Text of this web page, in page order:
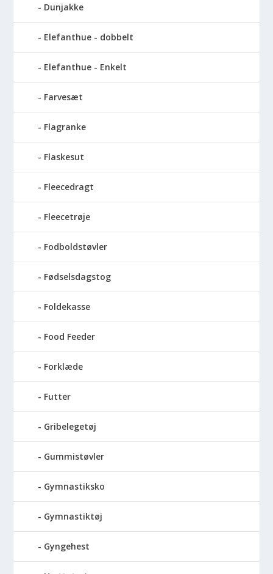
Dunjakke
Elefanthue - dobbelt
Elefanthue - Enkelt
Farvesæt
Flagranke
Flaskesut
Fleecedragt
Fleecetrøje
Fodboldstøvler
Fødselsdagstog
Foldekasse
Food Feeder
Forklæde
Futter
Gribelegetøj
Gummistøvler
Gymnastiksko
Gymnastiktøj
Gyngehest